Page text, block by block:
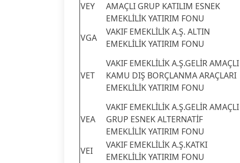
VEY
AMAÇLI GRUP KATILIM ESNEK
EMEKLİLİK YATIRIM FONU
VGA
VAKIF EMEKLİLİK A.Ş. ALTIN
EMEKLİLİK YATIRIM FONU
VET
VAKIF EMEKLİLİK A.Ş.GELİR AMAÇLI
KAMU DIŞ BORÇLANMA ARAÇLARI
EMEKLİLİK YATIRIM FONU
VEA
VAKIF EMEKLİLİK A.Ş.GELİR AMAÇLI
GRUP ESNEK ALTERNATİF
EMEKLİLİK YATIRIM FONU
VEI
VAKIF EMEKLİLİK A.Ş.KATKI
EMEKLİLİK YATIRIM FONU